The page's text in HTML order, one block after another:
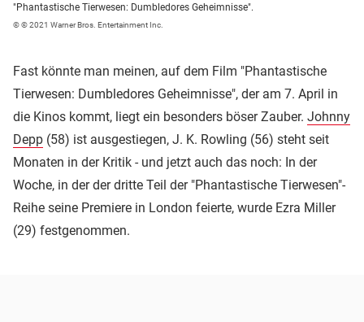
"Phantastische Tierwesen: Dumbledores Geheimnisse".
© © 2021 Warner Bros. Entertainment Inc.
Fast könnte man meinen, auf dem Film "Phantastische
Tierwesen: Dumbledores Geheimnisse", der am 7. April in
die Kinos kommt, liegt ein besonders böser Zauber. Johnny
Depp (58) ist ausgestiegen, J. K. Rowling (56) steht seit
Monaten in der Kritik - und jetzt auch das noch: In der
Woche, in der der dritte Teil der "Phantastische Tierwesen"-
Reihe seine Premiere in London feierte, wurde Ezra Miller
(29) festgenommen.